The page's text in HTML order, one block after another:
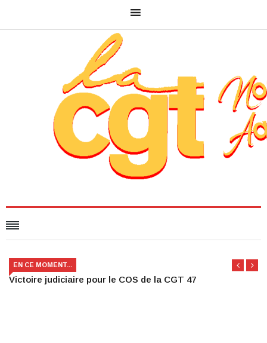
EN CE MOMENT...
Victoire judiciaire pour le COS de la CGT 47